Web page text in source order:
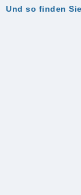
Und so finden